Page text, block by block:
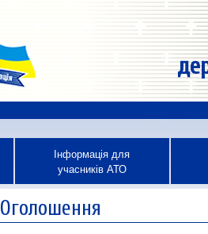
Інформація для
учасників АТО
Оголошення